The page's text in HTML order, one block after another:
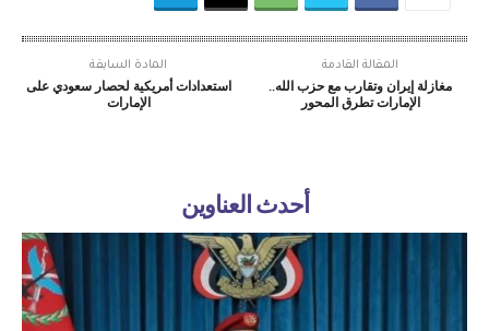
المادة السابقة
استعدادات أمريكية لحصار سعودي على
الإمارات
المقالة القادمة
مغازلة إيران وتقارب مع حزب الله..
الإمارات تطرق المحور
أحدث العناوين